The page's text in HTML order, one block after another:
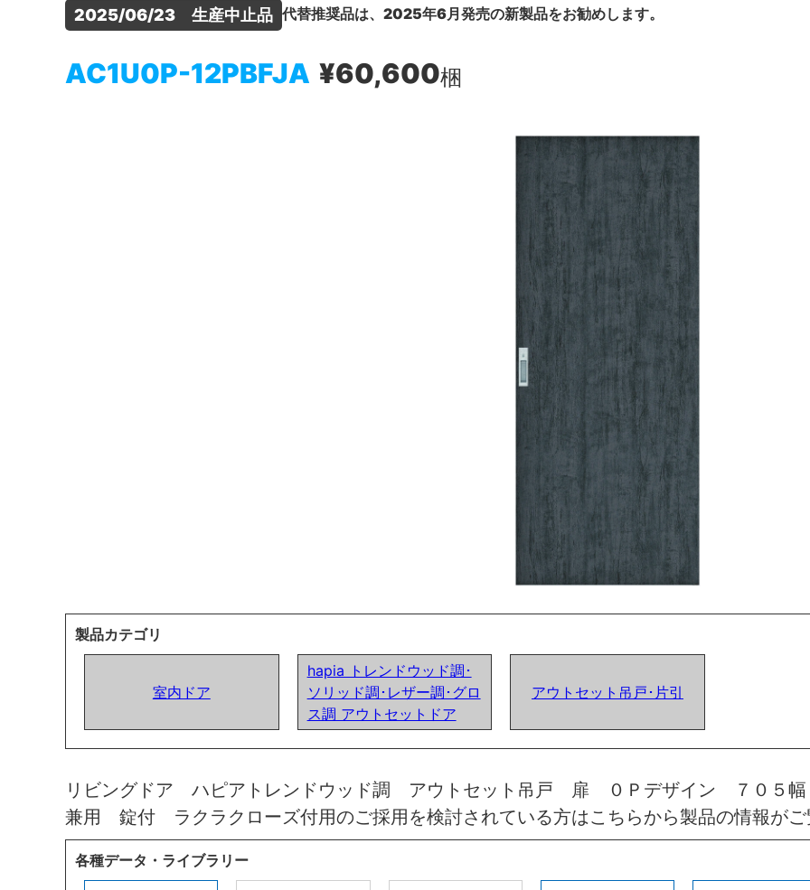
2025/06/23　生産中止品 代替推奨品は、2025年6月発売の新製品をお勧めします。
AC1U0P-12PBFJA ¥60,600梱
製品カテゴリ
室内ドア
hapia トレンドウッド調･
ソリッド調･レザー調･グロ
ス調 アウトセットドア
アウトセット吊戸･片引
リビングドア ハピアトレンドウッド調 アウトセット吊戸 扉 ０Ｐデザイン ７０５
兼用 錠付 ラクラクローズ付用のご採用を検討されている方はこちらから製品の情報がご
各種データ・ライブラリー